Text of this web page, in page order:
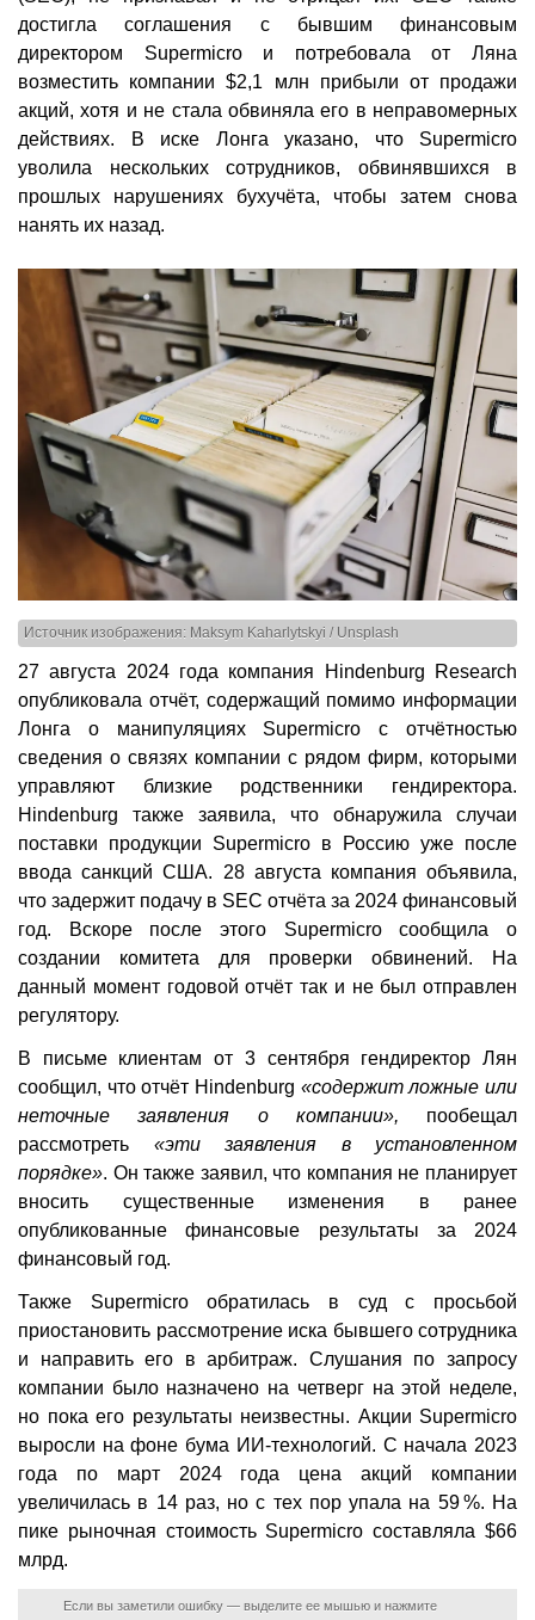
достигла соглашения с бывшим финансовым
директором Supermicro и потребовала от Ляна
возместить компании $2,1 млн прибыли от продажи
акций, хотя и не стала обвиняла его в неправомерных
действиях. В иске Лонга указано, что Supermicro
уволила нескольких сотрудников, обвинявшихся в
прошлых нарушениях бухучёта, чтобы затем снова
нанять их назад.
Источник изображения: Maksym Kaharlytskyi / Unsplash
27 августа 2024 года компания Hindenburg Research
опубликовала отчёт, содержащий помимо информации
Лонга о манипуляциях Supermicro с отчётностью
сведения о связях компании с рядом фирм, которыми
управляют близкие родственники гендиректора.
Hindenburg также заявила, что обнаружила случаи
поставки продукции Supermicro в Россию уже после
ввода санкций США. 28 августа компания объявила,
что задержит подачу в SEC отчёта за 2024 финансовый
год. Вскоре после этого Supermicro сообщила о
создании комитета для проверки обвинений. На
данный момент годовой отчёт так и не был отправлен
регулятору.
В письме клиентам от 3 сентября гендиректор Лян
сообщил, что отчёт Hindenburg «содержит ложные или
неточные заявления о компании», пообещал
рассмотреть «эти заявления в установленном
порядке». Он также заявил, что компания не планирует
вносить существенные изменения в ранее
опубликованные финансовые результаты за 2024
финансовый год.
Также Supermicro обратилась в суд с просьбой
приостановить рассмотрение иска бывшего сотрудника
и направить его в арбитраж. Слушания по запросу
компании было назначено на четверг на этой неделе,
но пока его результаты неизвестны. Акции Supermicro
выросли на фоне бума ИИ-технологий. С начала 2023
года по март 2024 года цена акций компании
увеличилась в 14 раз, но с тех пор упала на 59 %. На
пике рыночная стоимость Supermicro составляла $66
млрд.
Если вы заметили ошибку — выделите ее мышью и нажмите